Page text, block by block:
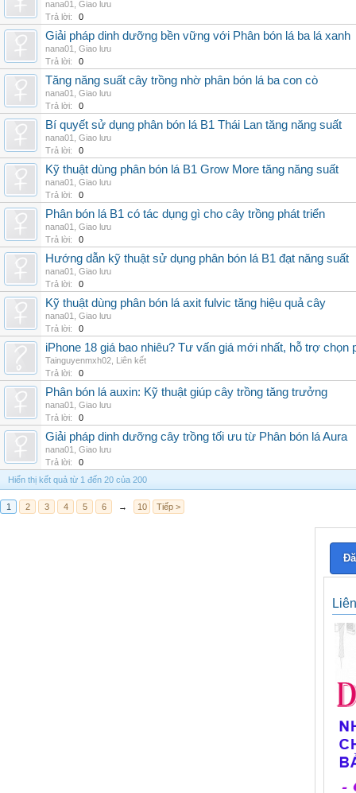
nana01
Giao lưu
Trả lời:
0
Giải pháp dinh dưỡng bền vững với Phân bón lá ba lá xanh
nana01
Giao lưu
Trả lời:
0
Tăng năng suất cây trồng nhờ phân bón lá ba con cò
nana01
Giao lưu
Trả lời:
0
Bí quyết sử dụng phân bón lá B1 Thái Lan tăng năng suất
nana01
Giao lưu
Trả lời:
0
Kỹ thuật dùng phân bón lá B1 Grow More tăng năng suất
nana01
Giao lưu
Trả lời:
0
Phân bón lá B1 có tác dụng gì cho cây trồng phát triển
nana01
Giao lưu
Trả lời:
0
Hướng dẫn kỹ thuật sử dụng phân bón lá B1 đạt năng suất
nana01
Giao lưu
Trả lời:
0
Kỹ thuật dùng phân bón lá axit fulvic tăng hiệu quả cây
nana01
Giao lưu
Trả lời:
0
iPhone 18 giá bao nhiêu? Tư vấn giá mới nhất, hỗ trợ chọn
Tainguyenmxh02 Liên kết
Trả lời:
0
Phân bón lá auxin: Kỹ thuật giúp cây trồng tăng trưởng
nana01
Giao lưu
Trả lời:
0
Giải pháp dinh dưỡng cây trồng tối ưu từ Phân bón lá Aura
nana01
Giao lưu
Trả lời:
0
Hiển thị kết quả từ 1 đến 20 của 200
1 2 3 4 5 6 → 10 Tiếp >